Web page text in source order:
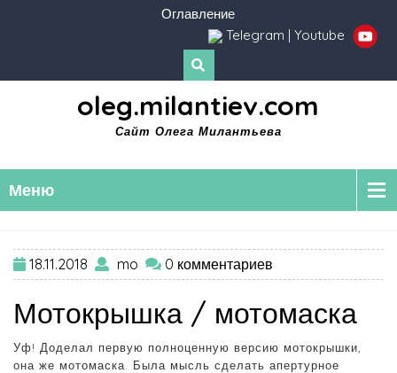
Оглавление
Telegram | Youtube
oleg.milantiev.com
Сайт Олега Милантьева
Меню
18.11.2018 mo 0 комментариев
Мотокрышка / мотомаска
Уф! Доделал первую полноценную версию мотокрышки,
она же мотомаска. Была мысль сделать апертурное